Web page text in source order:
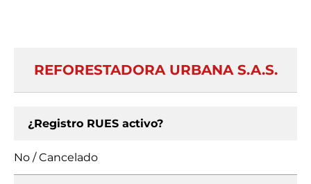
REFORESTADORA URBANA S.A.S.
¿Registro RUES activo?
No / Cancelado